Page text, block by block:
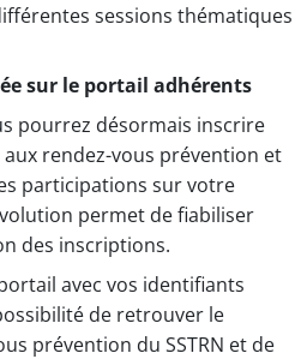
sessions thématiques
sur le portail adhérents
pourrez désormais inscrire
rendez-vous prévention et
participations sur votre
permet de fiabiliser
des inscriptions.
avec vos identifiants
de retrouver le
prévention du SSTRN et de